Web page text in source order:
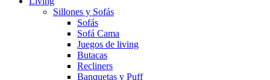
Sillones y Sofás
Sofás
Sofá Cama
Juegos de living
Butacas
Recliners
Banquetas y Puff